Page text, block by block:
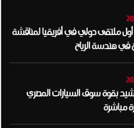
ملتقى دولي في أفريقيا لمناقشة
في هندسة الرياح
تشيد بقوة سوق السيارات المصري
مباشرة